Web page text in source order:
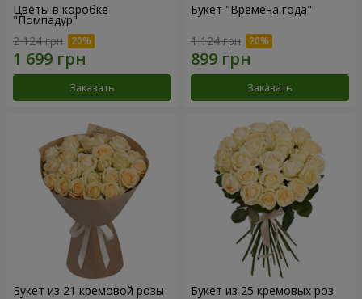
Цветы в коробке
"Помпадур"
2 124 грн
Заказать
Букет "Времена года"
1 124 грн
Заказать
Букет из 21 кремовой розы Букет из 25 кремовых роз